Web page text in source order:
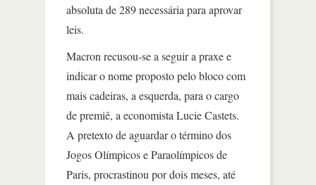
absoluta de 289 necessária para aprovar
leis.
Macron recusou-se a seguir a praxe e
indicar o nome proposto pelo bloco com
mais cadeiras, a esquerda, para o cargo
de premiê, a economista Lucie Castets.
A pretexto de aguardar o término dos
Jogos Olímpicos e Paraolímpicos de
Paris, procrastinou por dois meses, até